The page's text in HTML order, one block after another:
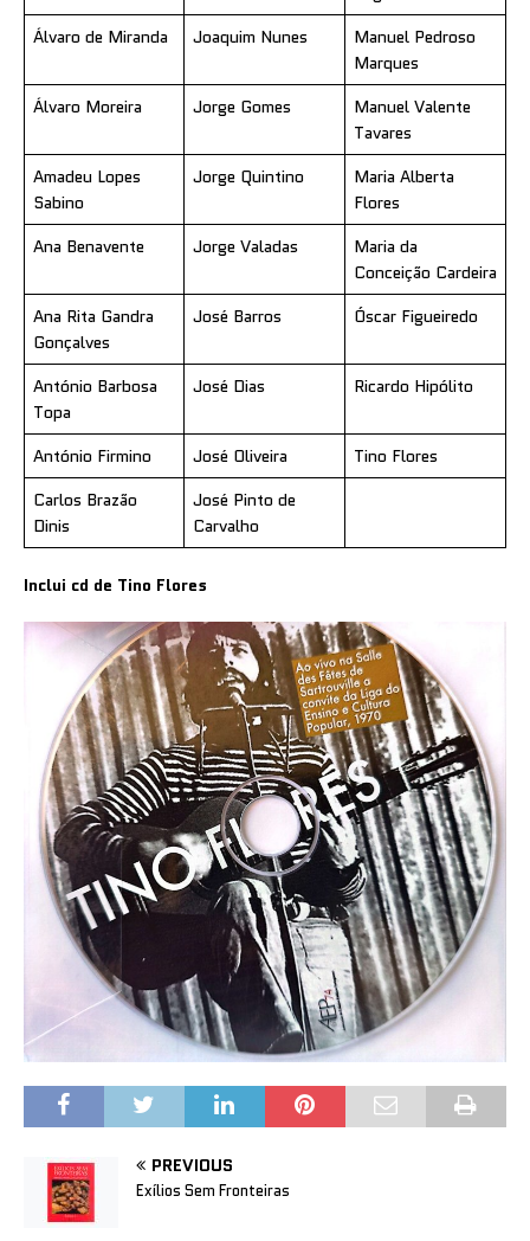
Álvaro de Miranda
Joaquim Nunes
Manuel Pedroso
Marques
Álvaro Moreira
Jorge Gomes
Manuel Valente
Tavares
Amadeu Lopes
Sabino
Jorge Quintino
Maria Alberta
Flores
Ana Benavente
Jorge Valadas
Maria da
Conceição Cardeira
Ana Rita Gandra
Gonçalves
José Barros Óscar Figueiredo
António Barbosa
Topa
José Dias Ricardo Hipólito
António Firmino José Oliveira
Tino Flores
Carlos Brazão
Dinis
José Pinto de
Carvalho
Inclui cd de Tino Flores
PREVIOUS
Exílios Sem Fronteiras